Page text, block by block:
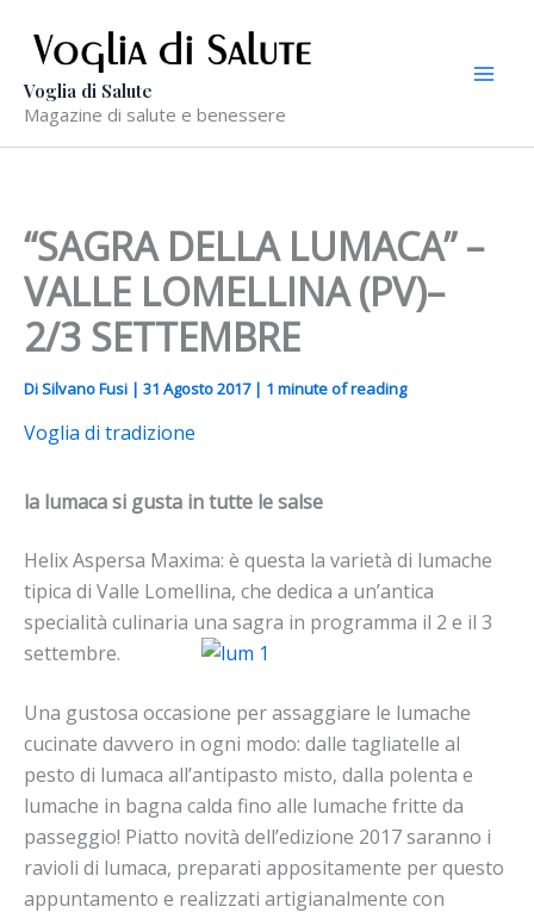
contenuto
Voglia di Salute
Magazine di salute e benessere
“SAGRA DELLA LUMACA” –
VALLE LOMELLINA (PV)–
2/3 SETTEMBRE
DiSilvano Fusi | 31 Agosto 2017 | 1 minute of reading
Voglia di tradizione
la lumaca si gusta in tutte le salse
Helix Aspersa Maxima: è questa la varietà di lumache
tipica di Valle Lomellina, che dedica a un’antica
specialità culinaria una sagra in programma il 2 e il 3
settembre.
Una gustosa occasione per assaggiare le lumache
cucinate davvero in ogni modo: dalle tagliatelle al
pesto di lumaca all’antipasto misto, dalla polenta e
lumache in bagna calda fino alle lumache fritte da
passeggio! Piatto novità dell’edizione 2017 saranno i
ravioli di lumaca, preparati appositamente per questo
appuntamento e realizzati artigianalmente con